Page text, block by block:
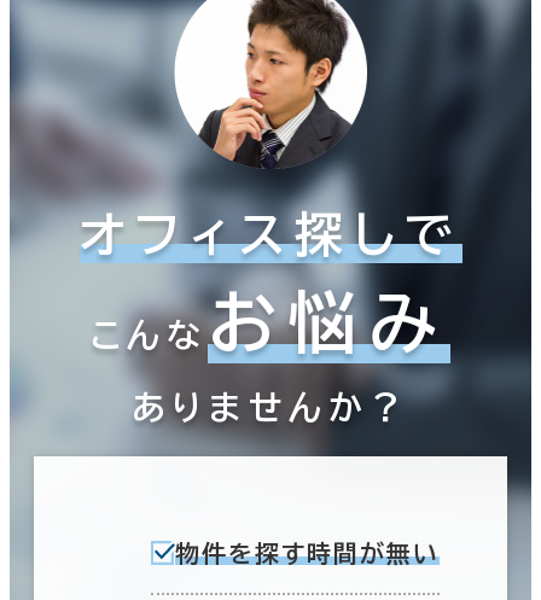
オフィス探しで
こんなお悩み
ありませんか？
物件を探す時間が無い